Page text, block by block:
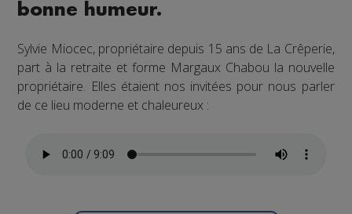
bonne humeur.
Sylvie Miocec, propriétaire depuis 15 ans de La Crêperie,
part à la retraite et forme Margaux Chabou la nouvelle
propriétaire. Elles étaient nos invitées pour nous parler
de ce lieu moderne et chaleureux :